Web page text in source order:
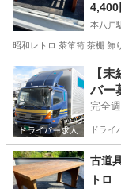
4,400
本八戸
昭和レトロ 茶箪笥 茶棚 飾
青森 八戸市 本八
【
バー
完全
ドライ
古道
トロ